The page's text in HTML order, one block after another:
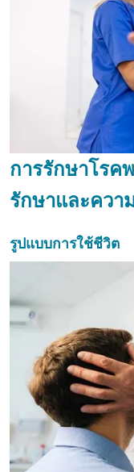
การรักษาโรค
รักษาและควา
รูปแบบการใช้ชีวิต